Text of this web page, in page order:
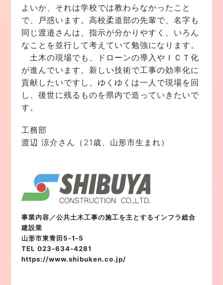
よいか、それは学校では教わらなかったこと
で、戸惑います。高校柔道部の先輩で、名字も
同じ渡邉さんは、指示が分かりやすく、いろん
なことを並行して考えていて勉強になります。
土木の現場でも、ドローンの導入やＩＣＴ化
が進んでいます。新しい技術で工事の効率化に
貢献したいですし、ゆくゆくは一人で現場を回
し、後世に残るものを県内で造っていきたいで
す。
工務部
渡辺 涼介さん（21歳、山形市生まれ）
事業内容／公共土木工事の施工を主とするインフラ総合
建設業
山形市東青田5-1-5
TEL 023-634-4281
https://www.shibuken.co.jp/